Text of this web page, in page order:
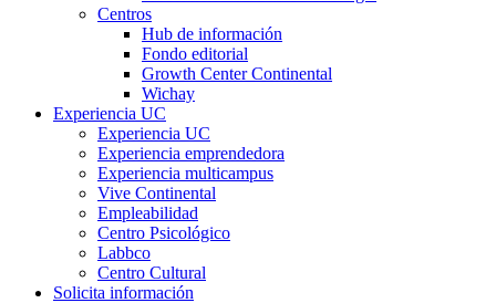
Centros
Hub de información
Fondo editorial
Growth Center Continental
Wichay
Experiencia UC
Experiencia UC
Experiencia emprendedora
Experiencia multicampus
Vive Continental
Empleabilidad
Centro Psicológico
Labbco
Centro Cultural
Solicita información